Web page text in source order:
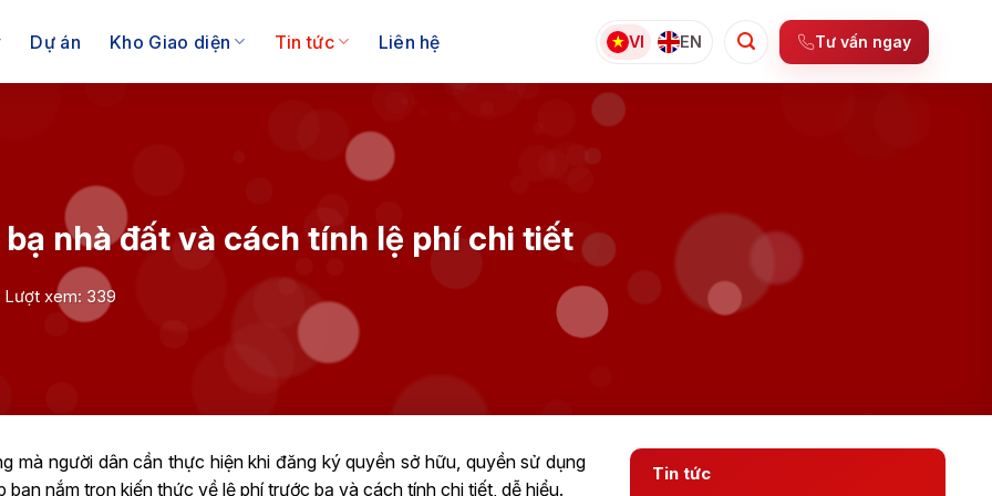
Dự án Kho Giao diện Tin tức Liên hệ VI EN Tư vấn ngay
nhà đất và cách tính lệ phí chi tiết
Lượt xem: 339
mà người dân cần thực hiện khi đăng ký quyền sở hữu, quyền sử dụng
nắm trọn kiến thức về lệ phí trước bạ và cách tính chi tiết, dễ hiểu.
Tin tức